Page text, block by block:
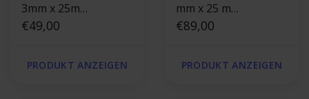
3mm x 25m
Hitzebeständige
€49,00
PRODUKT ANZEIGEN
mm x 25 m
Hitzebeständige
€89,00
PRODUKT ANZEIGEN